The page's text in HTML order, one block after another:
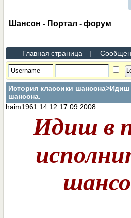
Шансон - Портал - форум
Главная страница |
История классики шансона>Идиш
шансона.
haim1961 14:12 17.09.2008
Идиш в